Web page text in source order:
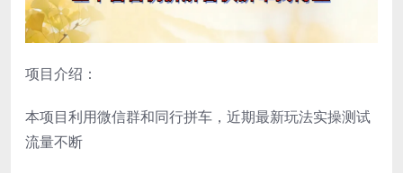
项目介绍：
本项目利用微信群和同行拼车，近期最新玩法实操测试
流量不断